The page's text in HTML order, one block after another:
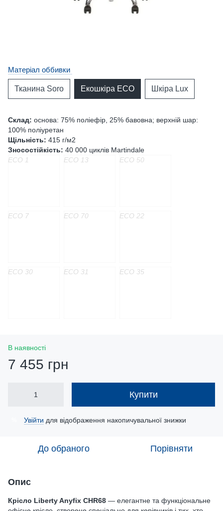
Матеріал оббивки
Тканина Soro Екошкіра ECO Шкіра Lux
Склад: основа: 75% поліефір, 25% бавовна; верхній шар:
100% поліуретан
Щільність: 415 г/м2
Зносостійкість: 40 000 циклів Martindale
ECO 1
ECO 13 ECO 50
ECO 7 ECO 70 ECO 22
ECO 30 ECO 31 ECO 35
В наявності
7 455 грн
Купити
Увійти для відображення накопичувальної знижки
До обраного Порівняти
Опис
Крісло Liberty Anyfix CHR68 — елегантне та функціональне